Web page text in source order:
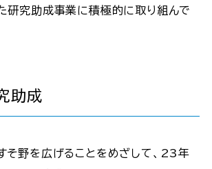
研究助成事業に積極的に取り組んで
助成
そ野を広げることをめざして、23年